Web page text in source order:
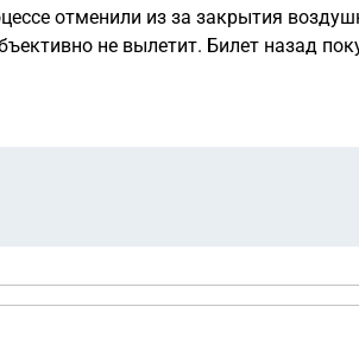
туроператора библио-глобус, это